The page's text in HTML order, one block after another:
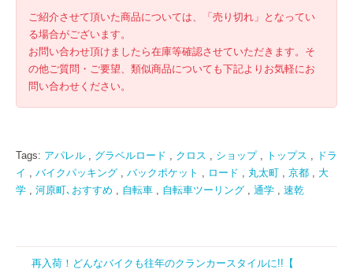
ご紹介させて頂いた商品については、「売り切れ」となってい
る場合がございます。
お問い合わせ頂けましたら在庫等確認させていただきます。そ
の他ご質問・ご要望、類似商品についても下記よりお気軽にお
問い合わせください。
Tags: アパレル , グラベルロード , クロス , ショップ, トップス , ドラ
イ , バイクパッキング , バックポケット , ロード , 丸太町 , 京都 , 大
学 , 河原町､おすすめ , 自転車 , 自転車ツーリング , 通学 , 速乾
再入荷！どんなバイクも往年のクランカースタイルに!!【